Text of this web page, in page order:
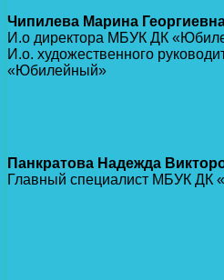
Чипилева Марина
И.о директора МБУК ДК
И.о. художественного
«Юбилейный»
Панкратова Надежда
Главный специалист МБУК ДК